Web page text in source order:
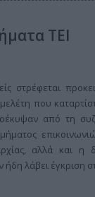
ΤΕΙ
στρέφεται
που
από τη
αλλά και
λάβει έγκριση